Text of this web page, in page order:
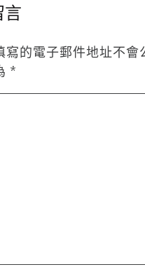
言
的電子郵件地址不會
*